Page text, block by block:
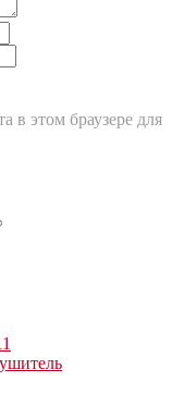
в этом браузере для